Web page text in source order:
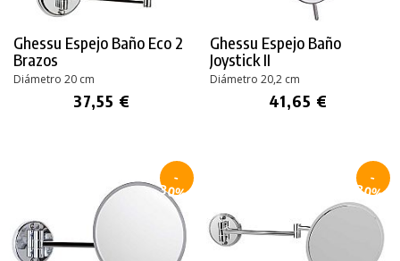
Ghessu Espejo Baño Eco 2
Brazos
Diámetro 20 cm
37,55 €
Ghessu Espejo Baño
Joystick II
Diámetro 20,2 cm
41,65 €
-
30%
-
30%